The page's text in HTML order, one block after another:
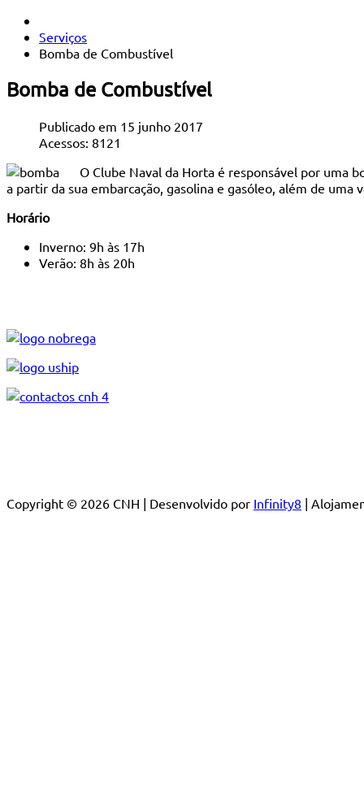
Serviços
Bomba de Combustível
Bomba de Combustível
Publicado em 15 junho 2017
Acessos: 8121
O Clube Naval da Horta é responsável por uma
a partir da sua embarcação, gasolina e gasóleo, além de uma
Horário
Inverno: 9h às 17h
Verão: 8h às 20h
Copyright © 2026 CNH | Desenvolvido por Infinity8 |